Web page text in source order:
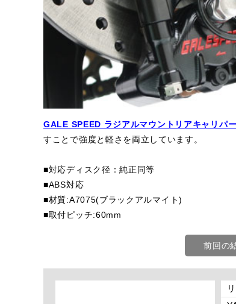
GALE SPEED ラジアルマウントリアキャリパー
すことで強度と軽さを両立しています。
■対応ディスク径：純正同等
■ABS対応
■材質:A7075(ブラックアルマイト)
■取付ピッチ:60mm
前回の